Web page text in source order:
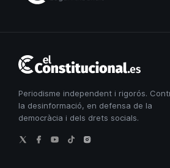
Periodisme independent i rigorós.
la desinformació, en defensa de la
democràcia i dels drets socials.